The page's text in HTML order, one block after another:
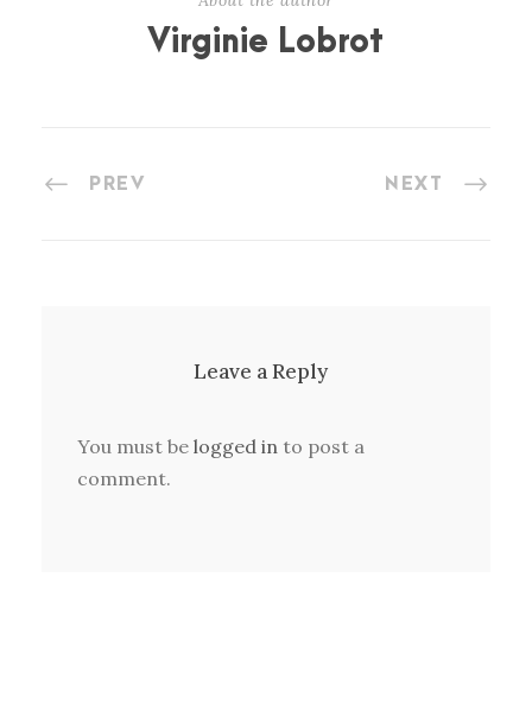
Virginie Lobrot
PREV NEXT
Leave a Reply
You must be logged in to post a
comment.